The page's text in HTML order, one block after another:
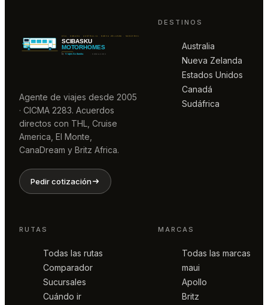
Agente de viajes desde 2005
· CICMA 2283. Acuerdos
directos con THL, Cruise
America, El Monte,
CanaDream y Britz Africa.
Pedir cotización
DESTINOS
Australia
Nueva Zelanda
Estados Unidos
Canadá
Sudáfrica
RUTAS
Todas las rutas
Comparador
Sucursales
Cuándo ir
MARCAS
Todas las marcas
maui
Apollo
Britz